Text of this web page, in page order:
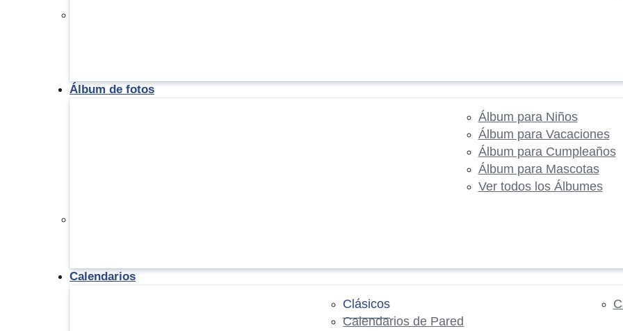
Álbum de fotos
Álbum para Niños
Álbum para Vacaciones
Álbum para Cumpleaños
Álbum para Mascotas
Ver todos los Álbumes
Calendarios
Clásicos
Calendarios de Pared